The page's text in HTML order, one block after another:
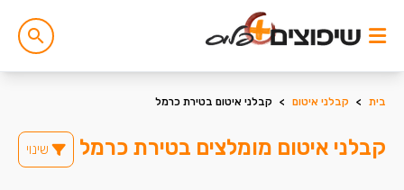
בית > קבלני איטום > קבלני איטום בטירת כרמל
קבלני איטום מומלצים בטירת כרמל שינוי